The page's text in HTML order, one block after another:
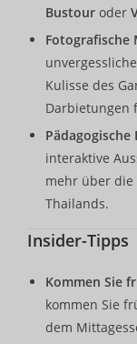
Bustour oder
Fotografische
Kulisse des
Darbietungen
interaktive
mehr über die
Thailands.
Insider-Tipps
Kommen Sie
kommen Sie
dem